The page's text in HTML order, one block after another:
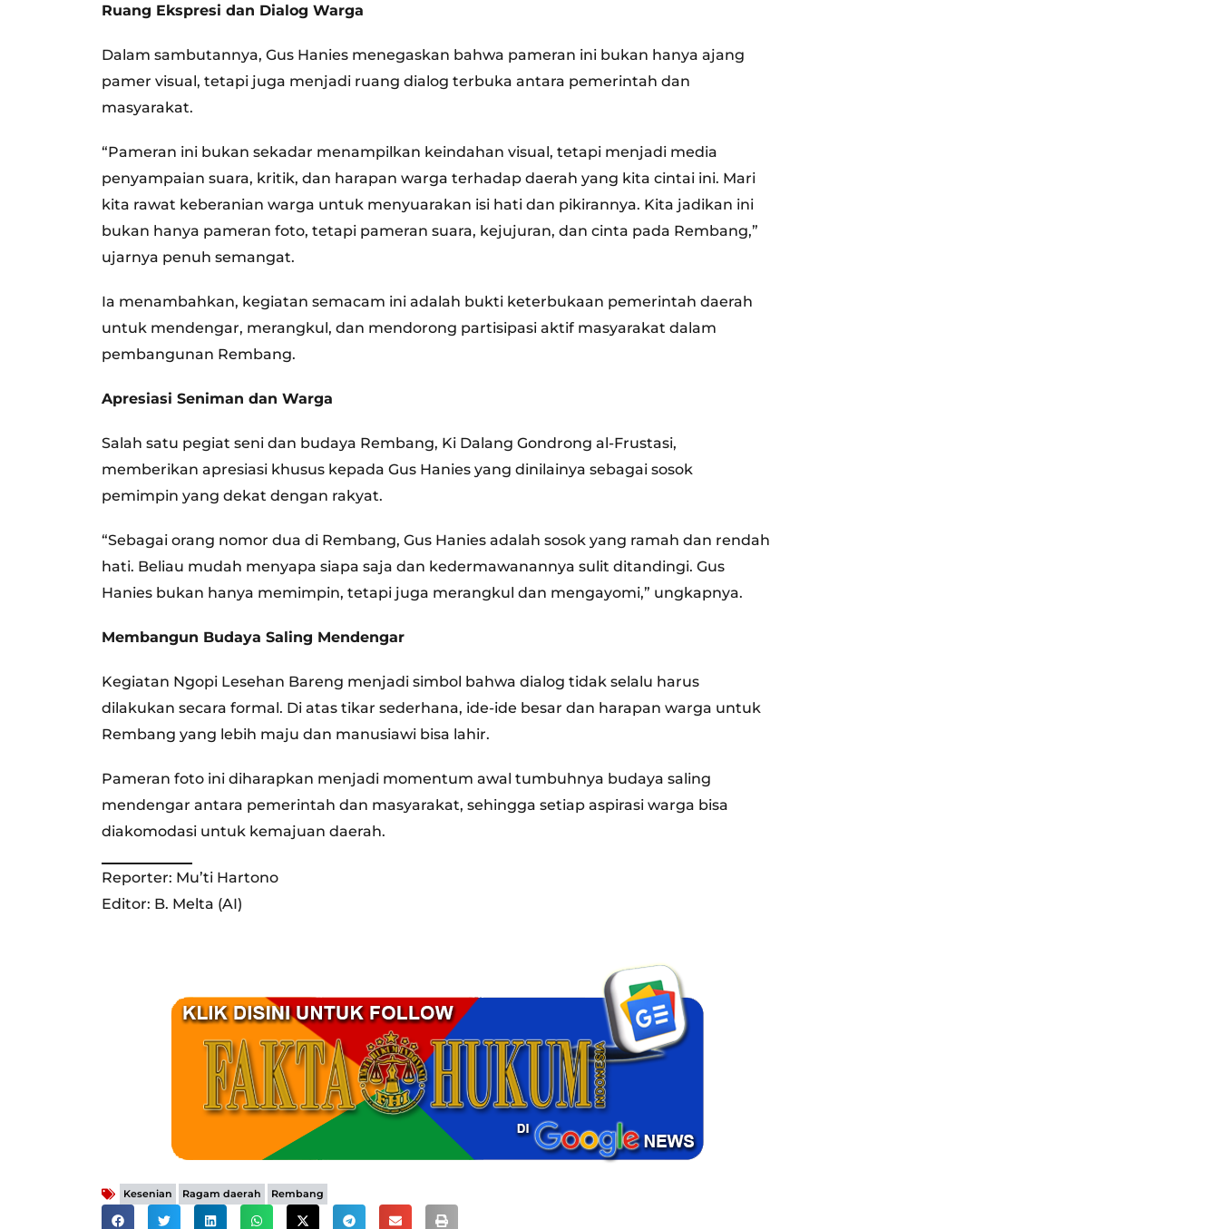
Ruang Ekspresi dan Dialog Warga
Dalam sambutannya, Gus Hanies menegaskan bahwa pameran ini bukan hanya ajang
pamer visual, tetapi juga menjadi ruang dialog terbuka antara pemerintah dan
masyarakat.
“Pameran ini bukan sekadar menampilkan keindahan visual, tetapi menjadi media
penyampaian suara, kritik, dan harapan warga terhadap daerah yang kita cintai ini. Mari
kita rawat keberanian warga untuk menyuarakan isi hati dan pikirannya. Kita jadikan ini
bukan hanya pameran foto, tetapi pameran suara, kejujuran, dan cinta pada Rembang,”
ujarnya penuh semangat.
Ia menambahkan, kegiatan semacam ini adalah bukti keterbukaan pemerintah daerah
untuk mendengar, merangkul, dan mendorong partisipasi aktif masyarakat dalam
pembangunan Rembang.
Apresiasi Seniman dan Warga
Salah satu pegiat seni dan budaya Rembang, Ki Dalang Gondrong al-Frustasi,
memberikan apresiasi khusus kepada Gus Hanies yang dinilainya sebagai sosok
pemimpin yang dekat dengan rakyat.
“Sebagai orang nomor dua di Rembang, Gus Hanies adalah sosok yang ramah dan rendah
hati. Beliau mudah menyapa siapa saja dan kedermawanannya sulit ditandingi. Gus
Hanies bukan hanya memimpin, tetapi juga merangkul dan mengayomi,” ungkapnya.
Membangun Budaya Saling Mendengar
Kegiatan Ngopi Lesehan Bareng menjadi simbol bahwa dialog tidak selalu harus
dilakukan secara formal. Di atas tikar sederhana, ide-ide besar dan harapan warga untuk
Rembang yang lebih maju dan manusiawi bisa lahir.
Pameran foto ini diharapkan menjadi momentum awal tumbuhnya budaya saling
mendengar antara pemerintah dan masyarakat, sehingga setiap aspirasi warga bisa
diakomodasi untuk kemajuan daerah.
Reporter: Mu’ti Hartono
Editor: B. Melta (AI)
Kesenian Ragam daerah Rembang